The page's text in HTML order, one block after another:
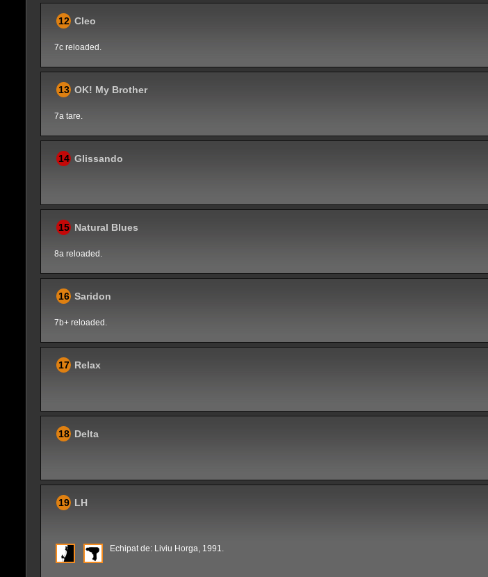
12 Cleo
7c reloaded.
13 OK! My Brother
7a tare.
14 Glissando
15 Natural Blues
8a reloaded.
16 Saridon
7b+ reloaded.
17 Relax
18 Delta
19 LH
Echipat de: Liviu Horga, 1991.